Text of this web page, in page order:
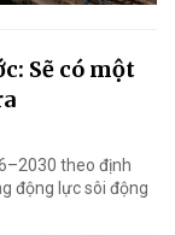
Sẽ có một
theo định
động lực sôi động